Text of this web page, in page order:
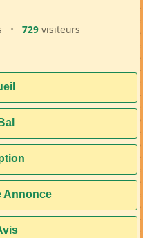
• 729 visiteurs
Annonce